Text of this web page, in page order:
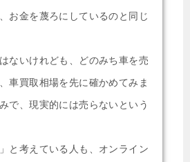
お金を蔑ろにしているのと同じ
ないけれども、どのみち車を売
車買取相場を先に確かめてみま
で、現実的には売らないという
と考えている人も、オンライン